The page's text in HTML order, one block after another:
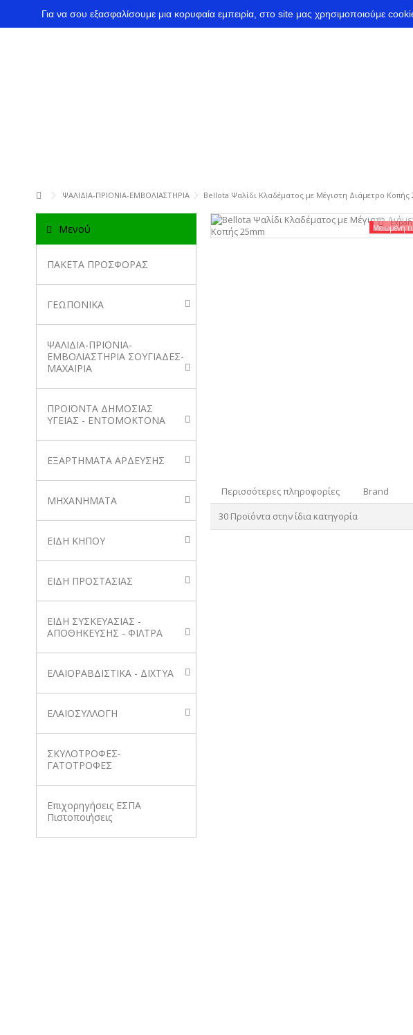
ΨΑΛΙΔΙΑ-ΠΡΙΟΝΙΑ-ΕΜΒΟΛΙΑΣΤΗΡΙΑ Bellota Ψαλίδι Κλαδέματος με Μέγιστη Διάμετρο Κοπής
Μειωμένη
Περισσότερες πληροφορίες
Brand
30 Προϊόντα στην ίδια κατηγορία
Μενού
ΠΑΚΕΤΑ ΠΡΟΣΦΟΡΑΣ
ΓΕΩΠΟΝΙΚΑ
ΨΑΛΙΔΙΑ-ΠΡΙΟΝΙΑ-
ΕΜΒΟΛΙΑΣΤΗΡΙΑ ΣΟΥΓΙΑΔΕΣ-
ΜΑΧΑΙΡΙΑ
ΠΡΟΪΟΝΤΑ ΔΗΜΟΣΙΑΣ
ΥΓΕΙΑΣ - ΕΝΤΟΜΟΚΤΟΝΑ
ΕΞΑΡΤΗΜΑΤΑ ΑΡΔΕΥΣΗΣ
ΜΗΧΑΝΗΜΑΤΑ
ΕΙΔΗ ΚΗΠΟΥ
ΕΙΔΗ ΠΡΟΣΤΑΣΙΑΣ
ΕΙΔΗ ΣΥΣΚΕΥΑΣΙΑΣ -
ΑΠΟΘΗΚΕΥΣΗΣ - ΦΙΛΤΡΑ
ΕΛΑΙΟΡΑΒΔΙΣΤΙΚΑ - ΔΙΧΤΥΑ
ΕΛΑΙΟΣΥΛΛΟΓΗ
ΣΚΥΛΟΤΡΟΦΕΣ-
ΓΑΤΟΤΡΟΦΕΣ
Επιχορηγήσεις ΕΣΠΑ
Πιστοποιήσεις
Για να σου εξασφαλίσουμε μια κορυφαία εμπειρία, στο site μας χρησιμοποιούμε